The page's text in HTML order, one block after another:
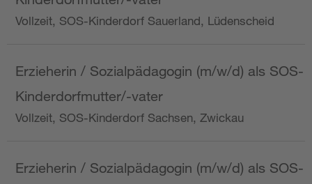
Vollzeit, SOS-Kinderdorf Sauerland, Lüdenscheid
Erzieherin / Sozialpädagogin (m/w/d) als SOS-
Kinderdorfmutter/-vater
Vollzeit, SOS-Kinderdorf Sachsen, Zwickau
Erzieherin / Sozialpädagogin (m/w/d) als SOS-